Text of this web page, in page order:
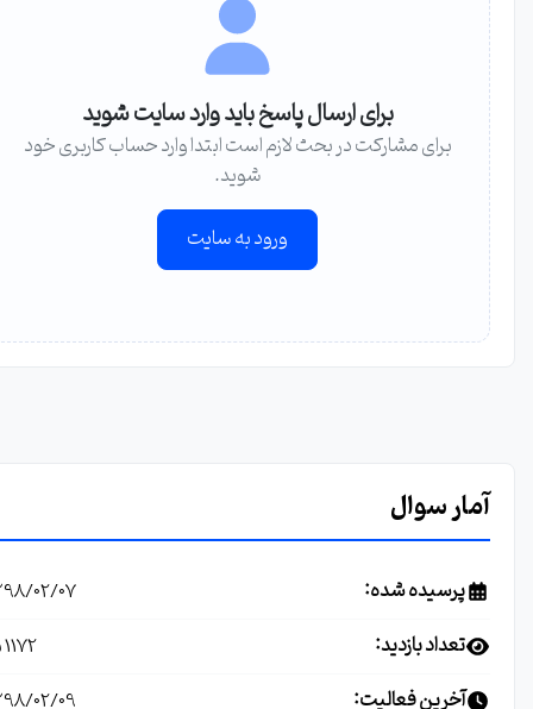
برای ارسال پاسخ باید وارد سایت شوید
برای مشارکت در بحث لازم است ابتدا وارد حساب کاربری خود
شوید.
ورود به سایت
آمار سوال
پرسیده شده: 1398/02/07
تعداد بازدید:
آخرین فعالیت: 1398/02/09